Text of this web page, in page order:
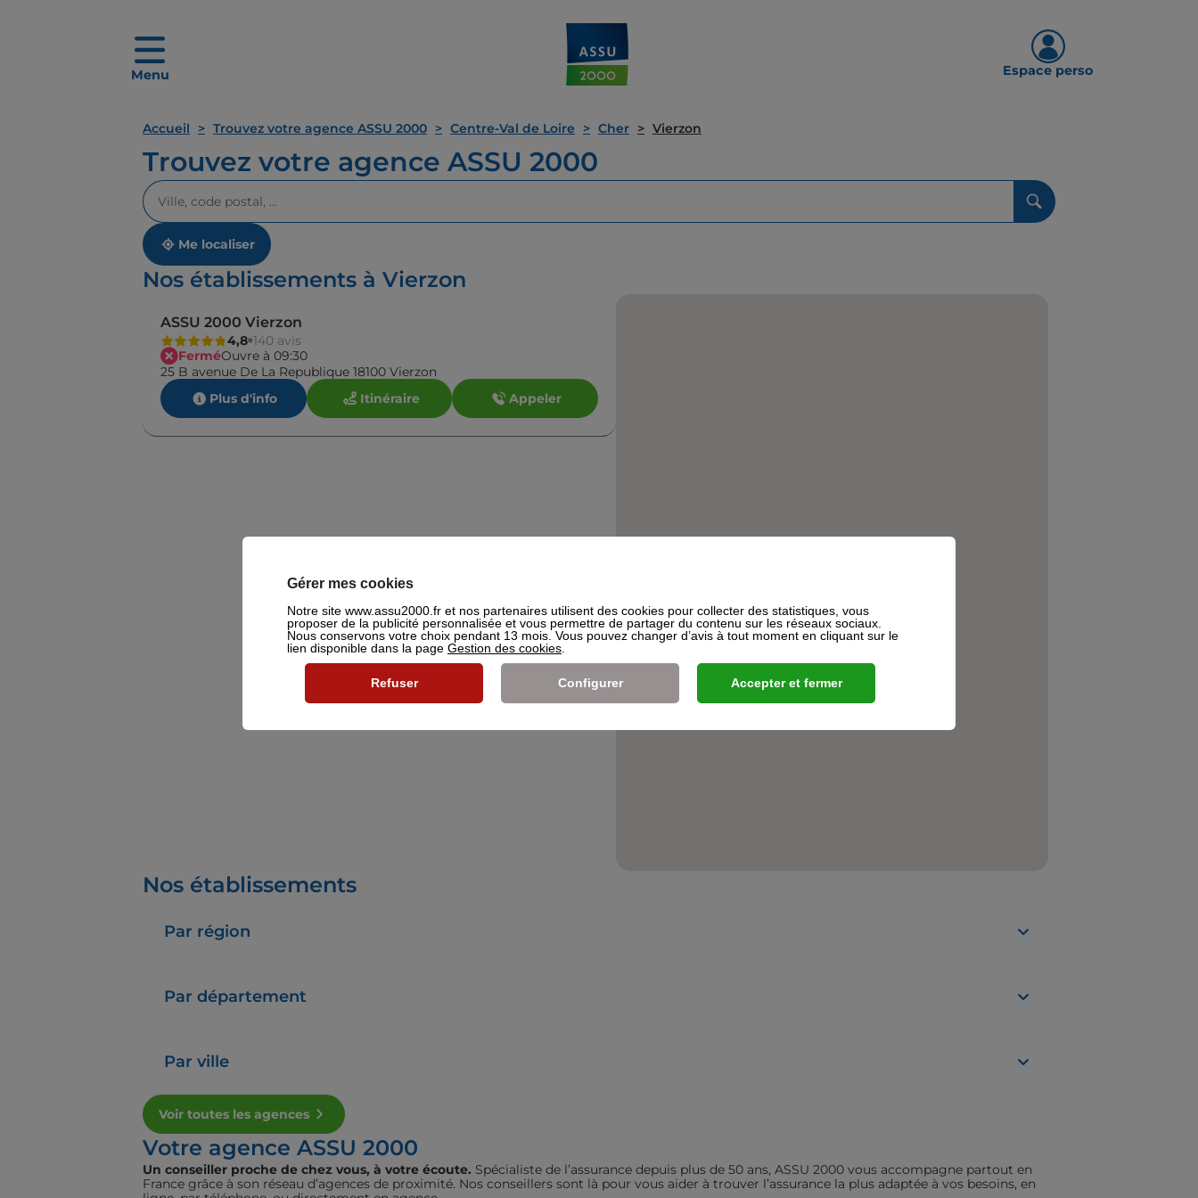
Menu Espace perso
Accueil Trouvez votre agence ASSU 2000 Centre-Val de Loire Cher Vierzon
Trouvez votre agence ASSU 2000
Veuillez
renseigner
une
adresse
Me localiser
Nos établissements à Vierzon
ASSU 2000 Vierzon
4,8 140 avis
FerméOuvre à 09:30
25 B avenue De La Republique 18100 Vierzon
Plus d'info
Itinéraire Appeler
Nos établissements
Par région
Par département
Par ville
Voir toutes les agences
Votre agence ASSU 2000
Un conseiller proche de chez vous, à votre écoute. Spécialiste de l’assurance depuis plus de 50 ans, ASSU 2000 vous accompagne partout en
France grâce à son réseau d’agences de proximité. Nos conseillers sont là pour vous aider à trouver l’assurance la plus adaptée à vos besoins, en
Gérer mes cookies
Notre site www.assu2000.fr et nos partenaires utilisent des cookies pour collecter des statistiques, vous
proposer de la publicité personnalisée et vous permettre de partager du contenu sur les réseaux sociaux.
Nous conservons votre choix pendant 13 mois. Vous pouvez changer d’avis à tout moment en cliquant sur le
lien disponible dans la page Gestion des cookies
Refuser Configurer Accepter et fermer